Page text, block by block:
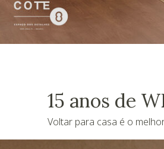
15 anos de
Voltar para casa é o